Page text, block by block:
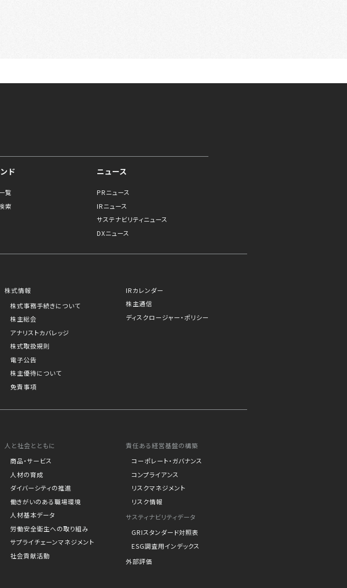
ド
覧
索
ニュース
PRニュース
IRニュース
サステナビリティニュース
DXニュース
株式情報
株式事務手続きについて
株主総会
アナリストカバレッジ
株式取扱規則
電子公告
株主優待について
免責事項
IRカレンダー
株主通信
ディスクロージャー・ポリシー
人と社会とともに
商品・サービス
人材の育成
ダイバーシティの推進
働きがいのある職場環境
人材基本データ
労働安全衛生への取り組み
サプライチェーンマネジメント
社会貢献活動
責任ある経営基盤の構築
コーポレート・ガバナンス
コンプライアンス
リスクマネジメント
リスク情報
サスティナビリティデータ
GRIスタンダード対照表
ESG調査用インデックス
外部評価